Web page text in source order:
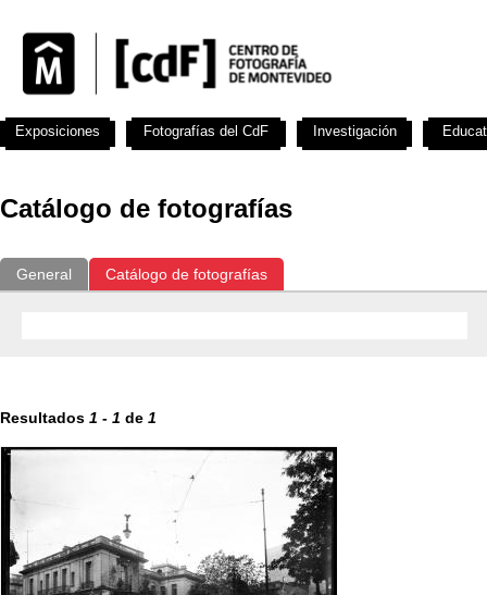
Catálogo de fotografías
General Catálogo de fotografías
Resultados 1 - 1 de 1
Exposiciones Fotografías del CdF Investigación